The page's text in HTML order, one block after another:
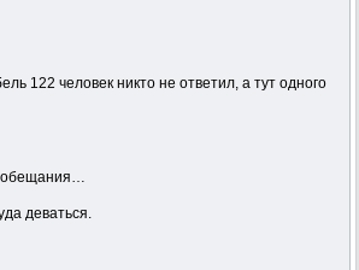
человек никто не ответил, а тут одного
обещания…
деваться.